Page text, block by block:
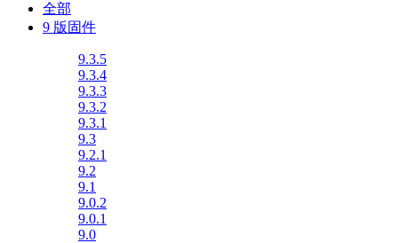
全部
9 版固件
9.3.5
9.3.4
9.3.3
9.3.2
9.3.1
9.3
9.2.1
9.2
9.1
9.0.2
9.0.1
9.0